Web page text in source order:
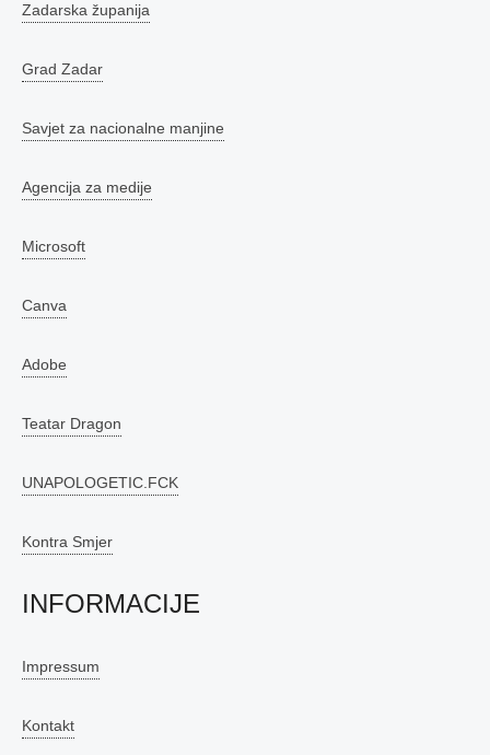
Zadarska županija
Grad Zadar
Savjet za nacionalne manjine
Agencija za medije
Microsoft
Canva
Adobe
Teatar Dragon
UNAPOLOGETIC.FCK
Kontra Smjer
INFORMACIJE
Impressum
Kontakt